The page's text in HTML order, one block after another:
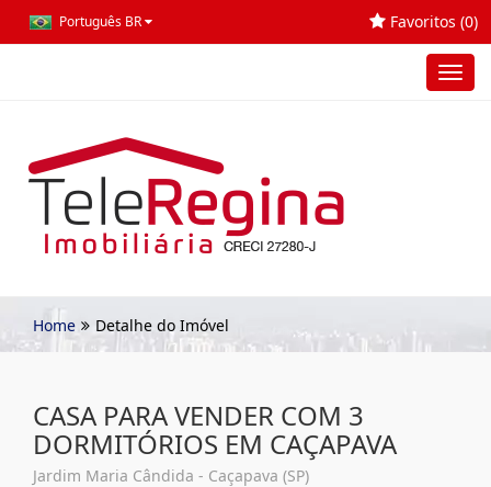
Português BR Favoritos (0)
Home Detalhe do Imóvel
CASA PARA VENDER COM 3
DORMITÓRIOS EM CAÇAPAVA
Jardim Maria Cândida - Caçapava (SP)